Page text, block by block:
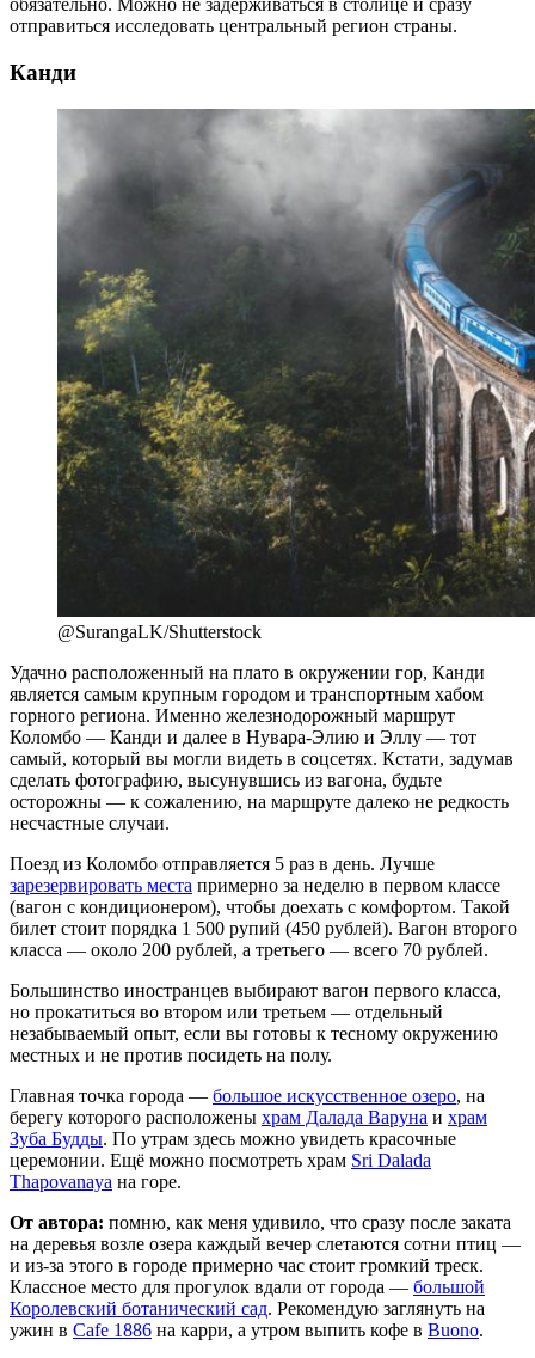
обязательно. Можно не задерживаться в столице и сразу
отправиться исследовать центральный регион страны.
Канди
@SurangaLK/Shutterstock
Удачно расположенный на плато в окружении гор, Канди
является самым крупным городом и транспортным хабом
горного региона. Именно железнодорожный маршрут
Коломбо — Канди и далее в Нувара-Элию и Эллу — тот
самый, который вы могли видеть в соцсетях. Кстати, задумав
сделать фотографию, высунувшись из вагона, будьте
осторожны — к сожалению, на маршруте далеко не редкость
несчастные случаи.
Поезд из Коломбо отправляется 5 раз в день. Лучше
зарезервировать места примерно за неделю в первом классе
(вагон с кондиционером), чтобы доехать с комфортом. Такой
билет стоит порядка 1 500 рупий (450 рублей). Вагон второго
класса — около 200 рублей, а третьего — всего 70 рублей.
Большинство иностранцев выбирают вагон первого класса,
но прокатиться во втором или третьем — отдельный
незабываемый опыт, если вы готовы к тесному окружению
местных и не против посидеть на полу.
Главная точка города — большое искусственное озеро, на
берегу которого расположены храм Далада Варуна и храм
Зуба Будды. По утрам здесь можно увидеть красочные
церемонии. Ещё можно посмотреть храм Sri Dalada
Thapovanaya на горе.
От автора: помню, как меня удивило, что сразу после заката
на деревья возле озера каждый вечер слетаются сотни птиц —
и из-за этого в городе примерно час стоит громкий треск.
Классное место для прогулок вдали от города — большой
Королевский ботанический сад. Рекомендую заглянуть на
ужин в Cafe 1886 на карри, а утром выпить кофе в Buono.